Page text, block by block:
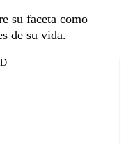
su faceta como
de su vida.